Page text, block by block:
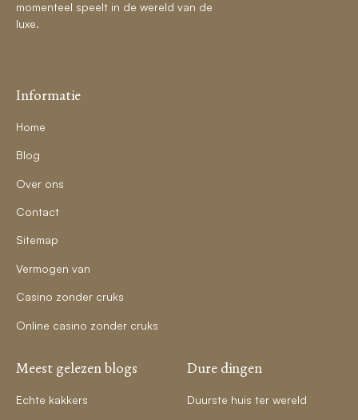
momenteel speelt in de wereld van de
luxe.
Informatie
Home
Blog
Over ons
Contact
Sitemap
Vermogen van
Casino zonder cruks
Online casino zonder cruks
Meest gelezen blogs
Echte kakkers
Dure dingen
Duurste huis ter wereld